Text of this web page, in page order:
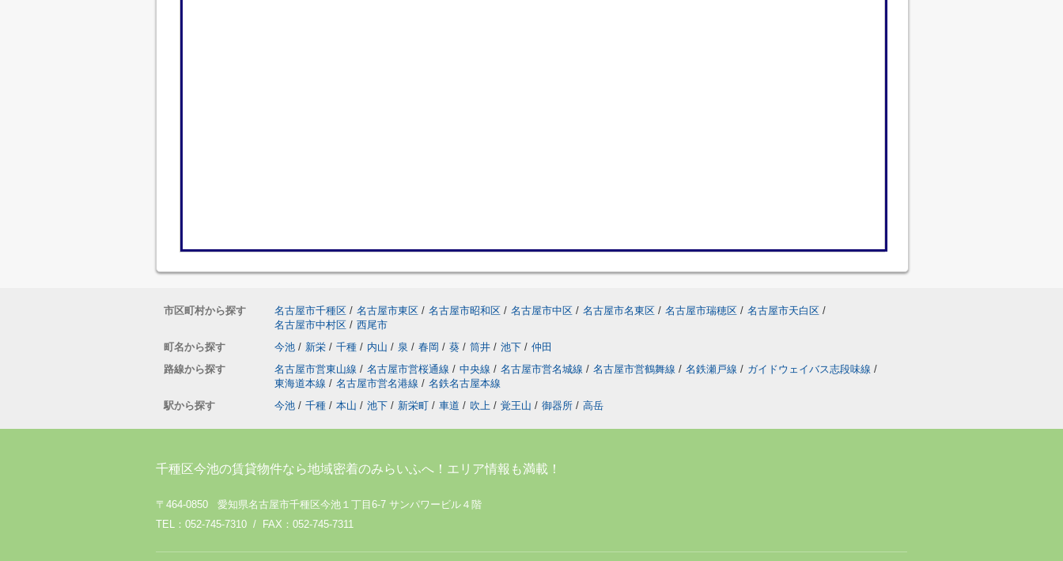
市区町村から探す 名古屋市千種区 / 名古屋市東区 / 名古屋市昭和区 / 名古屋市中区 / 名古屋市名東区 / 名古屋市瑞穂区 / 名古屋市天白区 /
名古屋市中村区 / 西尾市
町名から探す
今池 / 新栄 / 千種 / 内山 / 泉 / 春岡 / 葵 / 筒井 / 池下 / 仲田
路線から探す
名古屋市営東山線 / 名古屋市営桜通線 / 中央線 / 名古屋市営名城線 / 名古屋市営鶴舞線 / 名鉄瀬戸線 / ガイドウェイバス志段味線 /
東海道本線 / 名古屋市営名港線 / 名鉄名古屋本線
駅から探す
今池 / 千種 / 本山 / 池下 / 新栄町 / 車道 / 吹上 / 覚王山 / 御器所 / 高岳
千種区今池の賃貸物件なら地域密着のみらいふへ！エリア情報も満載！
〒464-0850 愛知県名古屋市千種区今池１丁目6-7 サンパワービル４階
TEL：052-745-7310 / FAX：052-745-7311